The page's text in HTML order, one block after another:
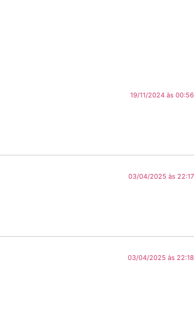
19/11/2024 às 00:56
03/04/2025 às 22:17
03/04/2025 às 22:18